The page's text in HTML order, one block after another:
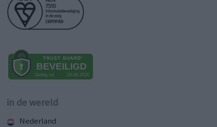
in de wereld
Nederland